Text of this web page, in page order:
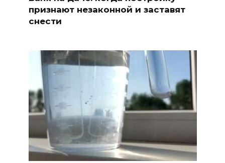
признают незаконной и заставят
снести